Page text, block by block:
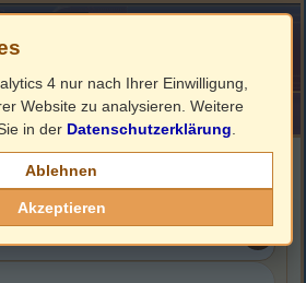
4 nur nach Ihrer Einwilligung,
Website zu analysieren. Weitere
in der Datenschutzerklärung
Ablehnen
Akzeptieren